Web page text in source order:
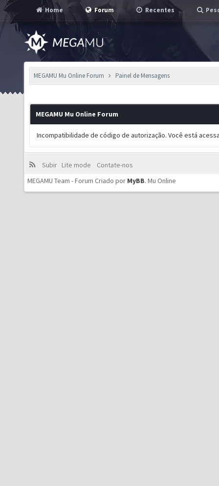
Home Forum Recentes
MEGAMU Mu Online Forum Painel de Mensagens
MEGAMU Mu Online Forum
Incompatibilidade de código de autorização. Você está
Subir Lite mode
Contate-nos
MEGAMU Team - Forum Criado por MyBB. Mu Online